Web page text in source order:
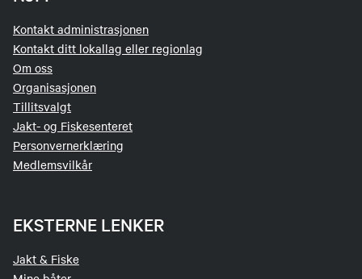
Kontakt administrasjonen
Kontakt ditt lokallag eller regionlag
Om oss
Organisasjonen
Tillitsvalgt
Jakt- og Fiskesenteret
Personvernerklæring
Medlemsvilkår
EKSTERNE LENKER
Jakt & Fiske